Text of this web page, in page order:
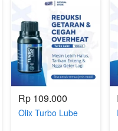
Rp 109.000
Olix Turbo Lube